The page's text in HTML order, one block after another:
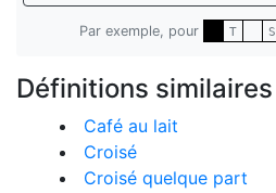
Par exemple, pour T S
Définitions similaires
Café au lait
Croisé
Croisé quelque part